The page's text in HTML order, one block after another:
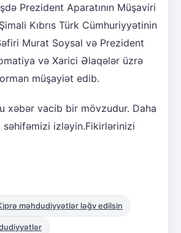
Prezident Aparatının Müşaviri
Kıbrıs Türk Cümhuriyyətinin
Murat Soysal və Prezident
və Xarici Əlaqələr üzrə
müşayiət edib.
xəbər vacib bir mövzudur. Daha
izləyin.Fikirlərinizi
məhdudiyyətlər ləğv edilsin